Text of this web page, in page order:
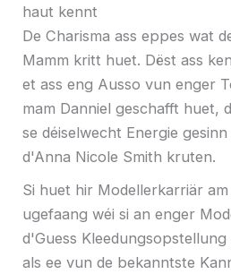
haut kennt
De Charisma ass eppes wat
Mamm kritt huet. Dëst ass
et ass eng Ausso vun enger
mam Danniel geschafft huet,
se déiselwecht Energie
d'Anna Nicole Smith kruten.
Si huet hir Modellerkarriär
ugefaang wéi si an enger
d'Guess
als ee vun de bekanntste